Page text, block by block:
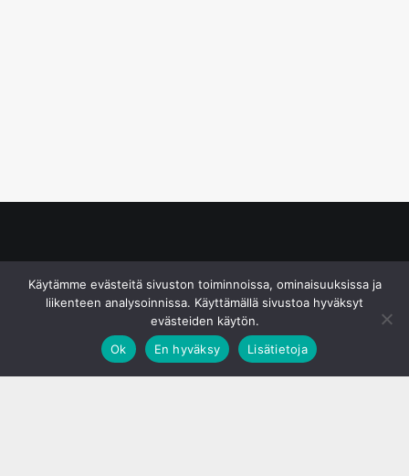
Käytämme evästeitä sivuston toiminnoissa, ominaisuuksissa ja
liikenteen analysoinnissa. Käyttämällä sivustoa hyväksyt
evästeiden käytön.
Ok
En hyväksy Lisätietoja